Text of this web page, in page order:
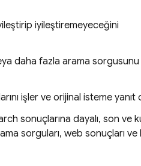
iyileştiremeyeceğini
daha fazla arama
işler ve orijinal isteme yanıt
sonuçlarına dayalı, son ve
sorguları, web sonuçları